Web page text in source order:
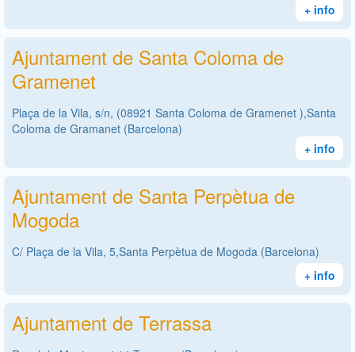
+ info
Ajuntament de Santa Coloma de
Gramenet
Plaça de la Vila, s/n, (08921 Santa Coloma de Gramenet ),Santa
Coloma de Gramanet (Barcelona)
+ info
Ajuntament de Santa Perpètua de
Mogoda
C/ Plaça de la Vila, 5,Santa Perpètua de Mogoda (Barcelona)
+ info
Ajuntament de Terrassa